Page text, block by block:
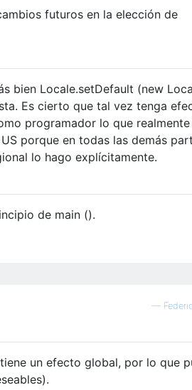
futuros en la elección de
bien Locale.setDefault (new
Es cierto que tal vez tenga
programador lo que realmente
porque en todas las demás
lo hago explícitamente.
de main ().
—
un efecto global, por lo que